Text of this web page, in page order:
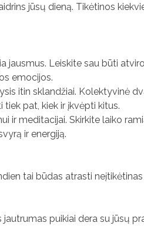
jūsų dieną. Tikėtinos
jausmus. Leiskite sau būti
emocijos.
itin sklandžiai. Kolektyvinė
pat, kiek ir įkvėpti kitus.
ir meditacijai. Skirkite laiko
ir energiją.
tai būdas atrasti neįtikėtinas
puikiai dera su jūsų